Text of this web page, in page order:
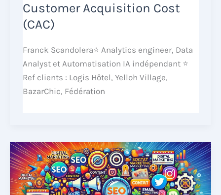
Customer Acquisition Cost
(CAC)
Franck Scandolera⭐ Analytics engineer, Data
Analyst et Automatisation IA indépendant ⭐
Ref clients : Logis Hôtel, Yelloh Village,
BazarChic, Fédération